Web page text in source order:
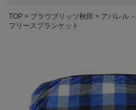
TOP ブラウブリッツ秋田 アパレル
フリースブランケット